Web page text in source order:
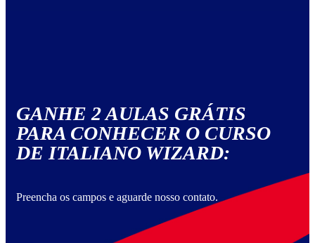
GANHE 2 AULAS GRÁTIS
PARA CONHECER O CURSO
DE ITALIANO WIZARD:
Preencha os campos e aguarde nosso contato.